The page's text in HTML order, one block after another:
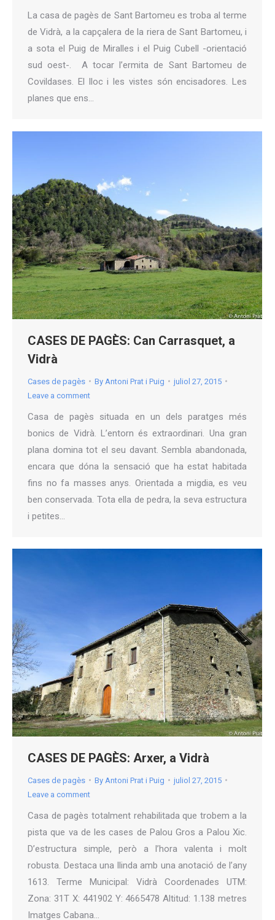
La casa de pagès de Sant Bartomeu es troba al terme
de Vidrà, a la capçalera de la riera de Sant Bartomeu, i
a sota el Puig de Miralles i el Puig Cubell -orientació
sud oest-. A tocar l’ermita de Sant Bartomeu de
Covildases. El lloc i les vistes són encisadores. Les
planes que ens…
CASES DE PAGÈS: Can Carrasquet, a
Vidrà
Cases de pagès By Antoni Prat i Puig
juliol 27, 2015
Leave a comment
Casa de pagès situada en un dels paratges més
bonics de Vidrà. L’entorn és extraordinari. Una gran
plana domina tot el seu davant. Sembla abandonada,
encara que dóna la sensació que ha estat habitada
fins no fa masses anys. Orientada a migdia, es veu
ben conservada. Tota ella de pedra, la seva estructura
i petites…
CASES DE PAGÈS: Arxer, a Vidrà
Cases de pagès By Antoni Prat i Puig
juliol 27, 2015
Leave a comment
Casa de pagès totalment rehabilitada que trobem a la
pista que va de les cases de Palou Gros a Palou Xic.
D’estructura simple, però a l’hora valenta i molt
robusta. Destaca una llinda amb una anotació de l’any
1613. Terme Municipal: Vidrà Coordenades UTM:
Zona: 31T X: 441902 Y: 4665478 Altitud: 1.138 metres
Imatges Cabana…